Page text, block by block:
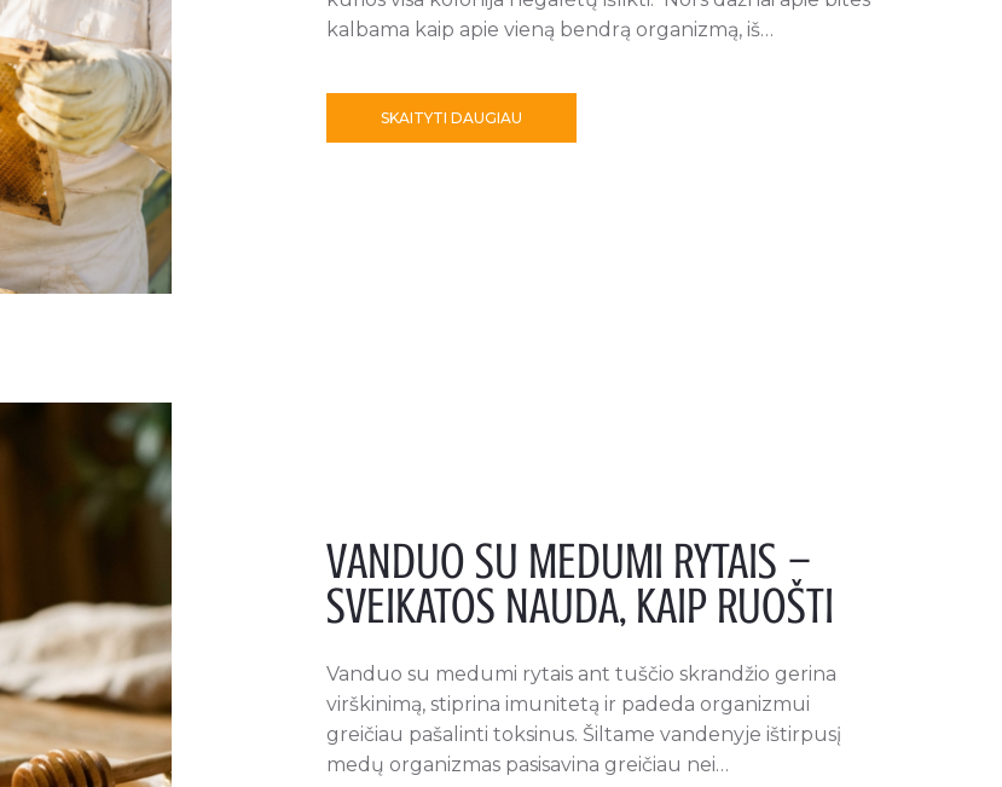
kalbama kaip apie vieną bendrą organizmą, iš…
SKAITYTI DAUGIAU
VANDUO SU MEDUMI RYTAIS –
SVEIKATOS NAUDA, KAIP RUOŠTI
Vanduo su medumi rytais ant tuščio skrandžio gerina
virškinimą, stiprina imunitetą ir padeda organizmui
greičiau pašalinti toksinus. Šiltame vandenyje ištirpusį
medų organizmas pasisavina greičiau nei…